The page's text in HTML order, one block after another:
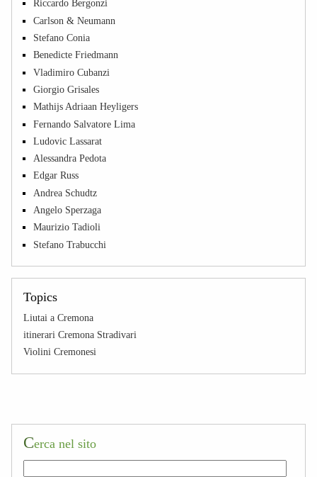
Riccardo Bergonzi
Carlson & Neumann
Stefano Conia
Benedicte Friedmann
Vladimiro Cubanzi
Giorgio Grisales
Mathijs Adriaan Heyligers
Fernando Salvatore Lima
Ludovic Lassarat
Alessandra Pedota
Edgar Russ
Andrea Schudtz
Angelo Sperzaga
Maurizio Tadioli
Stefano Trabucchi
Topics
Liutai a Cremona
itinerari Cremona Stradivari
Violini Cremonesi
Cerca nel sito